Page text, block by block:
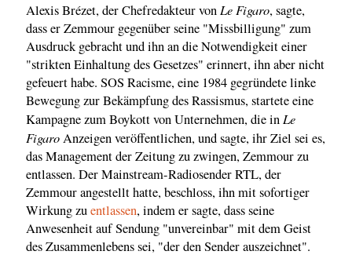
Alexis Brézet, der Chefredakteur vonLe Figaro, sagte,
dass er Zemmour gegenüber seine "Missbilligung" zum
Ausdruck gebracht und ihn an die Notwendigkeit einer
"strikten Einhaltung des Gesetzes" erinnert, ihn aber nicht
gefeuert habe. SOS Racisme, eine 1984 gegründete linke
Bewegung zur Bekämpfung des Rassismus, startete eine
Kampagne zum Boykott von Unternehmen, die inLe
FigaroAnzeigen veröffentlichen, und sagte, ihr Ziel sei es,
das Management der Zeitung zu zwingen, Zemmour zu
entlassen. Der Mainstream-Radiosender RTL, der
Zemmour angestellt hatte, beschloss, ihn mit sofortiger
Wirkung zuentlassen, indem er sagte, dass seine
Anwesenheit auf Sendung "unvereinbar" mit dem Geist
des Zusammenlebens sei, "der den Sender auszeichnet".